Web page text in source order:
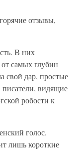
отзывы,
В них
самых глубин
свой дар, простые
видящие
робости к
голос.
лишь короткие